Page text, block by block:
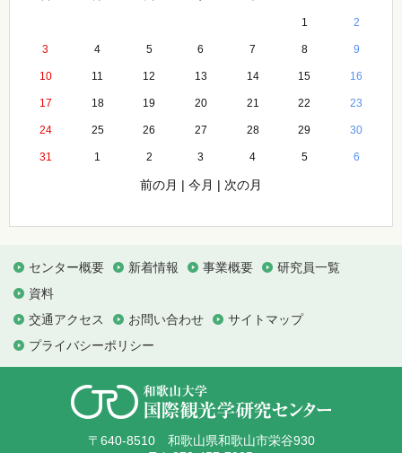
1 2
3 4 5 6 7 8 9
10 11 12 13 14 15 16
17 18 19 20 21 22 23
24 25 26 27 28 29 30
31 1 2 3 4 5 6
前の月 | 今月 | 次の月
センター概要 新着情報 事業概要
研究員一覧
資料
交通アクセス
お問い合わせ
サイトマップ
プライバシーポリシー
〒640-8510 和歌山県和歌山市栄谷930